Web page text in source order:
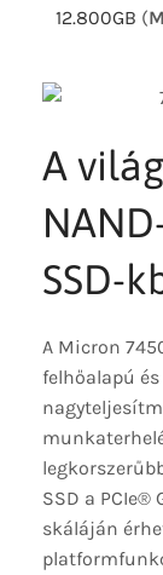
12.800GB (
A
SSD-
A Micron
felhőalapú
SSD a
skáláján